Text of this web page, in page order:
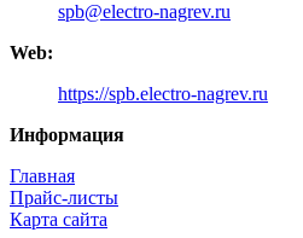
spb@electro-nagrev.ru
Web:
https://spb.electro-nagrev.ru
Информация
Главная
Прайс-листы
Карта сайта